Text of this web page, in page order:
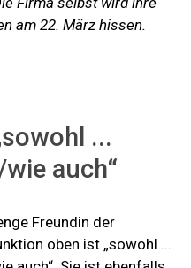
am 22. März hissen.
...
auch“
Freundin der
oben ist „sowohl ...